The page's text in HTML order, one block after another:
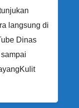
langsung di
Dinas